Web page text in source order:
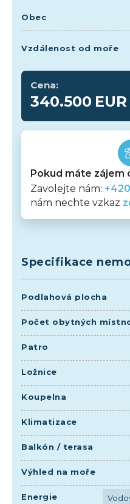
Obec
Vzdálenost od moře
Cena:
340.500 EUR
Pokud máte
Zavolejte nám:
nám nechte vzkaz
Specifikace
Podlahová plocha
Počet obytných
Patro
Ložnice
Koupelna
Klimatizace
Balkón / terasa
Výhled na moře
Energie